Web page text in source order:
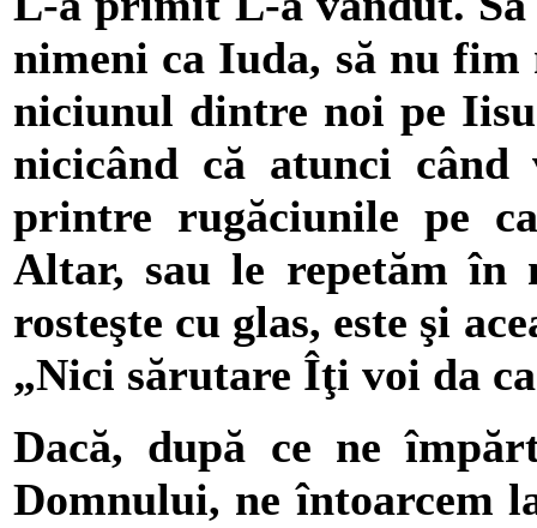
nimeni ca Iuda, să nu
niciunul dintre noi pe
nicicând că atunci când
printre rugăciunile pe
Altar, sau le repetăm în
rosteşte cu glas, este şi
„Nici sărutare Îţi voi da
Dacă, după ce ne
Domnului, ne întoarcem